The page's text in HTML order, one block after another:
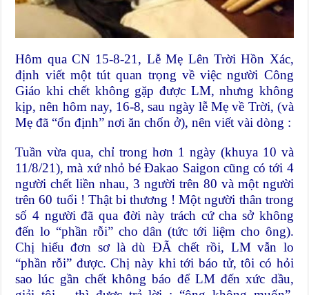
Hôm qua CN 15-8-21, Lễ Mẹ Lên Trời Hồn Xác,
định viết một tút quan trọng về việc người Công
Giáo khi chết không gặp được LM, nhưng không
kịp, nên hôm nay, 16-8, sau ngày lễ Mẹ về Trời, (và
Mẹ đã “ổn định” nơi ăn chốn ở), nên viết vài dòng :
Tuần vừa qua, chỉ trong hơn 1 ngày (khuya 10 và
11/8/21), mà xứ nhỏ bé Đakao Saigon cũng có tới 4
người chết liền nhau, 3 người trên 80 và một người
trên 60 tuổi ! Thật bi thương ! Một người thân trong
số 4 người đã qua đời này trách cứ cha sở không
đến lo “phần rỗi” cho dân (tức tới liệm cho ông).
Chị hiểu đơn sơ là dù ĐÃ chết rồi, LM vẫn lo
“phần rỗi” được. Chị này khi tới báo tử, tôi có hỏi
sao lúc gần chết không báo để LM đến xức dầu,